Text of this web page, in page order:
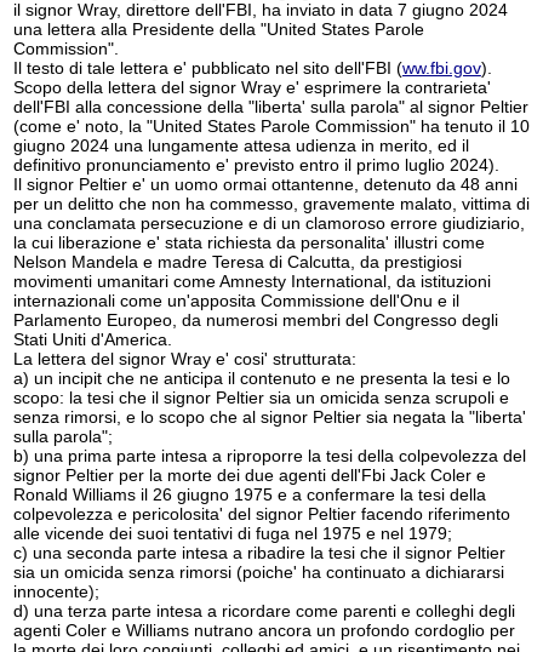
il signor Wray, direttore dell'FBI, ha inviato in data 7 giugno 2024
una lettera alla Presidente della "United States Parole
Commission".
Il testo di tale lettera e' pubblicato nel sito dell'FBI (ww.fbi.gov).
Scopo della lettera del signor Wray e' esprimere la contrarieta'
dell'FBI alla concessione della "liberta' sulla parola" al signor Peltier
(come e' noto, la "United States Parole Commission" ha tenuto il 10
giugno 2024 una lungamente attesa udienza in merito, ed il
definitivo pronunciamento e' previsto entro il primo luglio 2024).
Il signor Peltier e' un uomo ormai ottantenne, detenuto da 48 anni
per un delitto che non ha commesso, gravemente malato, vittima di
una conclamata persecuzione e di un clamoroso errore giudiziario,
la cui liberazione e' stata richiesta da personalita' illustri come
Nelson Mandela e madre Teresa di Calcutta, da prestigiosi
movimenti umanitari come Amnesty International, da istituzioni
internazionali come un'apposita Commissione dell'Onu e il
Parlamento Europeo, da numerosi membri del Congresso degli
Stati Uniti d'America.
La lettera del signor Wray e' cosi' strutturata:
a) un incipit che ne anticipa il contenuto e ne presenta la tesi e lo
scopo: la tesi che il signor Peltier sia un omicida senza scrupoli e
senza rimorsi, e lo scopo che al signor Peltier sia negata la "liberta'
sulla parola";
b) una prima parte intesa a riproporre la tesi della colpevolezza del
signor Peltier per la morte dei due agenti dell'Fbi Jack Coler e
Ronald Williams il 26 giugno 1975 e a confermare la tesi della
colpevolezza e pericolosita' del signor Peltier facendo riferimento
alle vicende dei suoi tentativi di fuga nel 1975 e nel 1979;
c) una seconda parte intesa a ribadire la tesi che il signor Peltier
sia un omicida senza rimorsi (poiche' ha continuato a dichiararsi
innocente);
d) una terza parte intesa a ricordare come parenti e colleghi degli
agenti Coler e Williams nutrano ancora un profondo cordoglio per